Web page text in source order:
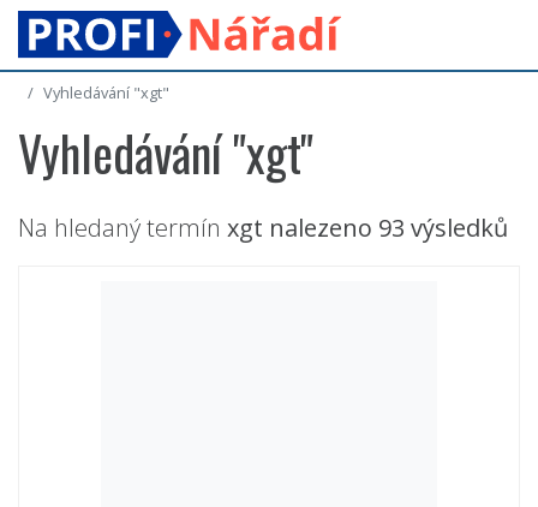
Vyhledávání "xgt"
Vyhledávání "xgt"
Na hledaný termín xgt nalezeno 93 výsledků